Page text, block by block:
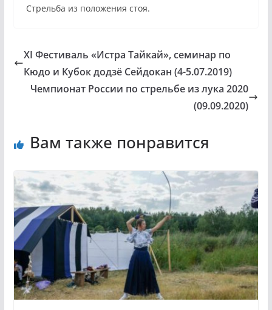
Стрельба из положения стоя.
XI Фестиваль «Истра Тайкай», семинар по
Кюдо и Кубок додзё Сейдокан (4-5.07.2019)
Чемпионат России по стрельбе из лука 2020
(09.09.2020)
Вам также понравится